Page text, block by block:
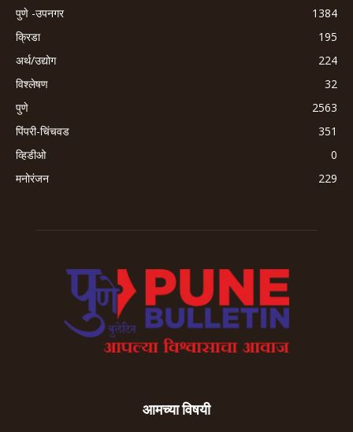
पुणे -उपनगर
1384
क्रिडा
195
अर्थ/उद्योग
224
विश्लेषण
32
पुणे
2563
पिंपरी-चिंचवड
351
व्हिडीओ
0
मनोरंजन
229
आमच्या विषयी